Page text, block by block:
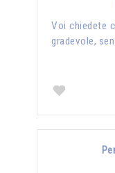
Voi chiedete
gradevole,